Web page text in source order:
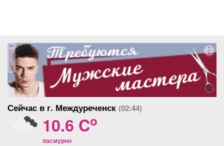
реклама
Сейчас в г. Междуреченск (02:44)
10.6 Co
пасмурно